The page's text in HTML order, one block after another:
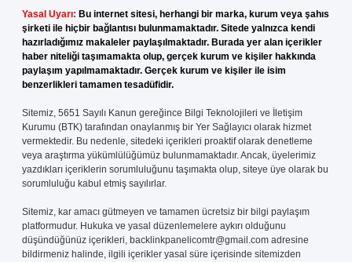
Yasal Uyarı: Bu internet sitesi, herhangi bir marka, kurum veya şahıs
şirketi ile hiçbir bağlantısı bulunmamaktadır. Sitede yalnızca kendi
hazırladığımız makaleler paylaşılmaktadır. Burada yer alan içerikler
haber niteliği taşımamakta olup, gerçek kurum ve kişiler hakkında
paylaşım yapılmamaktadır. Gerçek kurum ve kişiler ile isim
benzerlikleri tamamen tesadüfidir.
Sitemiz, 5651 Sayılı Kanun gereğince Bilgi Teknolojileri ve İletişim
Kurumu (BTK) tarafından onaylanmış bir Yer Sağlayıcı olarak hizmet
vermektedir. Bu nedenle, sitedeki içerikleri proaktif olarak denetleme
veya araştırma yükümlülüğümüz bulunmamaktadır. Ancak, üyelerimiz
yazdıkları içeriklerin sorumluluğunu taşımakta olup, siteye üye olarak bu
sorumluluğu kabul etmiş sayılırlar.
Sitemiz, kar amacı gütmeyen ve tamamen ücretsiz bir bilgi paylaşım
platformudur. Hukuka ve yasal düzenlemelere aykırı olduğunu
düşündüğünüz içerikleri, backlinkpanelicomtr@gmail.com adresine
bildirmeniz halinde, ilgili içerikler yasal süre içerisinde sitemizden